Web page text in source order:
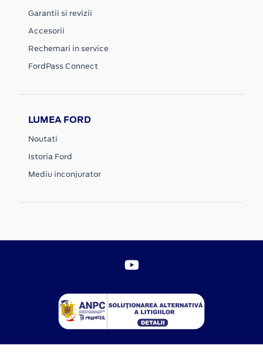
Garantii si revizii
Accesorii
Rechemari in service
FordPass Connect
LUMEA FORD
Noutati
Istoria Ford
Mediu inconjurator